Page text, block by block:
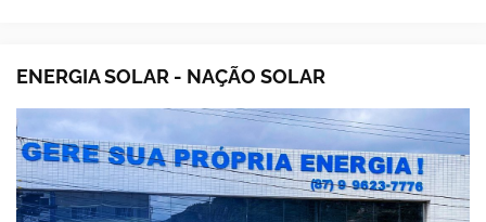
ENERGIA SOLAR - NAÇÃO SOLAR